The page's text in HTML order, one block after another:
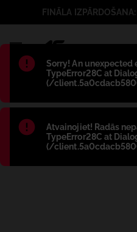
Błąd:
Sorry! An unexpected
TypeError28C at
(/
Błąd:
Atvainojiet! Radās
TypeError28C at
(/
FINĀLA